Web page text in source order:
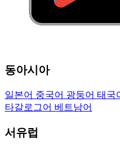
동아시아
일본어 중국어 광둥어 태국
타갈로그어 베트남어
서유럽